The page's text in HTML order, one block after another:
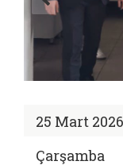
25 Mart
Çarşamba